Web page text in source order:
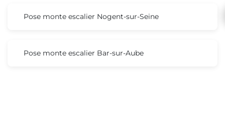
Pose monte escalier Nogent-sur-Seine
Pose monte escalier Bar-sur-Aube